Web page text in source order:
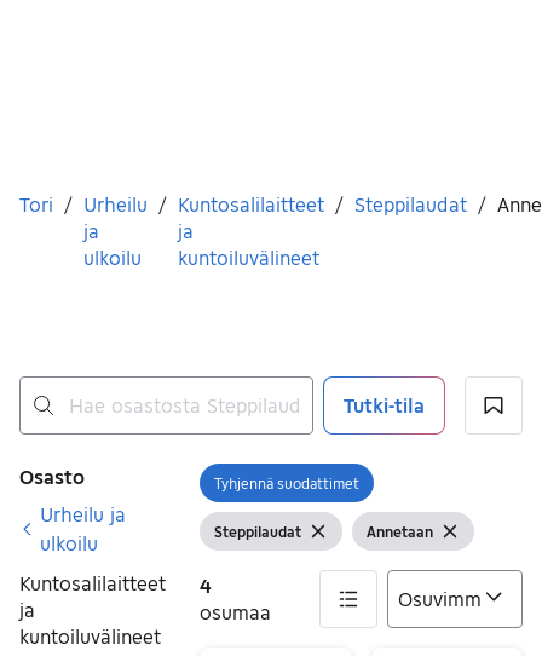
Olet tässä
Tori / Urheilu
ja
ulkoilu
/ Kuntosalilaitteet
ja
kuntoiluvälineet
/ Steppilaudat /
Tutki-tila
Suodattimet
Osasto
Urheilu ja
ulkoilu
Kuntosalilaitteet
ja
kuntoiluvälineet
Avaa suodatin
Tyhjennä suodattimet
Näytä suodattimet
Steppilaudat Tyhjennä suodatin
Näytä suodattimet
Annetaan Tyhjennä
4
osumaa